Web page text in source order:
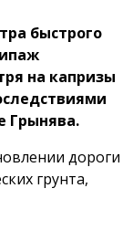
быстрого
на капризы
Грынява.
дороги
грунта,